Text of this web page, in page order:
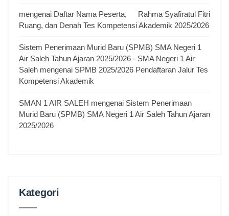
Rahma Syafiratul Fitri
mengenai Daftar Nama Peserta,
Ruang, dan Denah Tes Kompetensi Akademik 2025/2026
Sistem Penerimaan Murid Baru (SPMB) SMA Negeri 1
Air Saleh Tahun Ajaran 2025/2026 - SMA Negeri 1 Air
Saleh mengenai SPMB 2025/2026 Pendaftaran Jalur Tes
Kompetensi Akademik
SMAN 1 AIR SALEH mengenai Sistem Penerimaan
Murid Baru (SPMB) SMA Negeri 1 Air Saleh Tahun Ajaran
2025/2026
Kategori